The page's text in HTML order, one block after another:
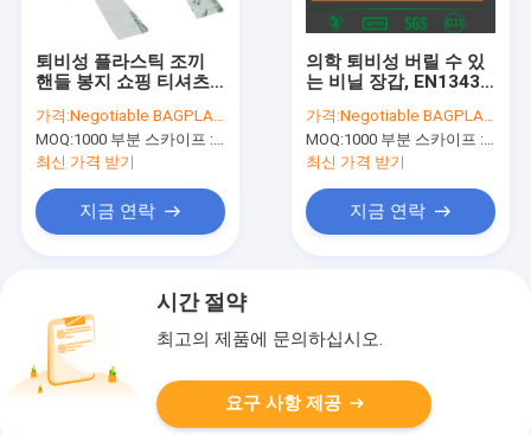
퇴비성 플라스틱 조끼
핸들 봉지 쇼핑 티셔츠
해된 옥수수 녹말 eco
우호적 음식물 쓰레기
봉지
가격:Negotiable BAGPLASTICS@YAHOO.COM
MOQ:1000 부분 스카이프 : 마이데아르닐
최신 가격 받기
지금 연락
의학 퇴비성 버릴 수 있
는 비닐 장갑, EN13432
ASTM D6400 값이 싼
공장 OEM 미생물에 의
해 분해된 직경
가격:Negotiable BAGPLASTICS@YAHOO.COM
MOQ:1000 부분 스카이프 : 마이데아르닐
최신 가격 받기
지금 연락
시간 절약
최고의 제품에 문의하십시오.
요구 사항 제공